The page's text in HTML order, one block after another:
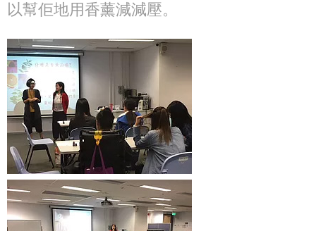
以幫佢地用香薰減減壓。